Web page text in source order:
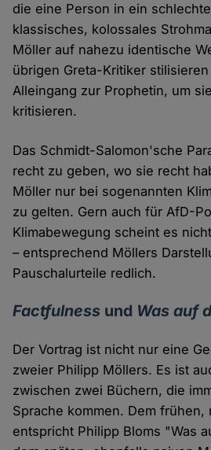
die eine Person in ein
klassisches, kolossales
Möller auf nahezu identische
übrigen Greta-Kritiker stilisieren
Alleingang zur Prophetin, um
kritisieren.
Das Schmidt-Salomon'sche
recht zu geben, wo sie recht
Möller nur bei sogenannten
zu gelten. Gern auch für AfD-
Klimabewegung scheint es
– entsprechend Möllers
Pauschalurteile redlich.
Factfulness und Was auf
Der Vortrag ist nicht nur eine
zweier Philipp Möllers. Es ist
zwischen zwei Büchern, die
Sprache kommen. Dem frühen,
entspricht Philipp Bloms "Was